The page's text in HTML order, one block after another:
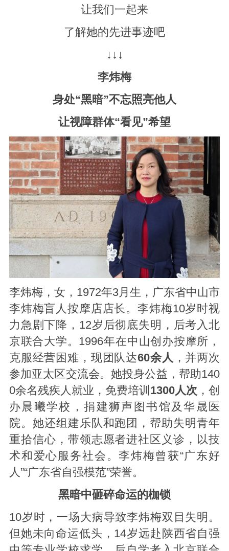
让我们一起来
了解她的先进事迹吧
↓↓↓
李炜梅
身处“黑暗”不忘照亮他人
让视障群体“看见”希望
李炜梅，女，1972年3月生，广东省中山市
李炜梅盲人按摩店店长。李炜梅10岁时视
力急剧下降，12岁后彻底失明，后考入北
京联合大学。1996年在中山创办按摩所，
克服经营困难，现团队达60余人 ，并两次
参加亚太区交流会。她投身公益，帮助140
0余名残疾人就业，免费培训 1300人次 ，创
办晨曦学校，捐建狮声图书馆及华晟医
院。她还组建乐队和跑团，帮助失明青年
重拾信心，带领志愿者进社区义诊，以技
术和爱心服务社会。李炜梅曾获“广东好
人”“广东省自强模范”荣誉。
黑暗中砸碎命运的枷锁
10岁时，一场大病导致李炜梅双目失明。
但她未向命运低头，14岁远赴陕西省自强